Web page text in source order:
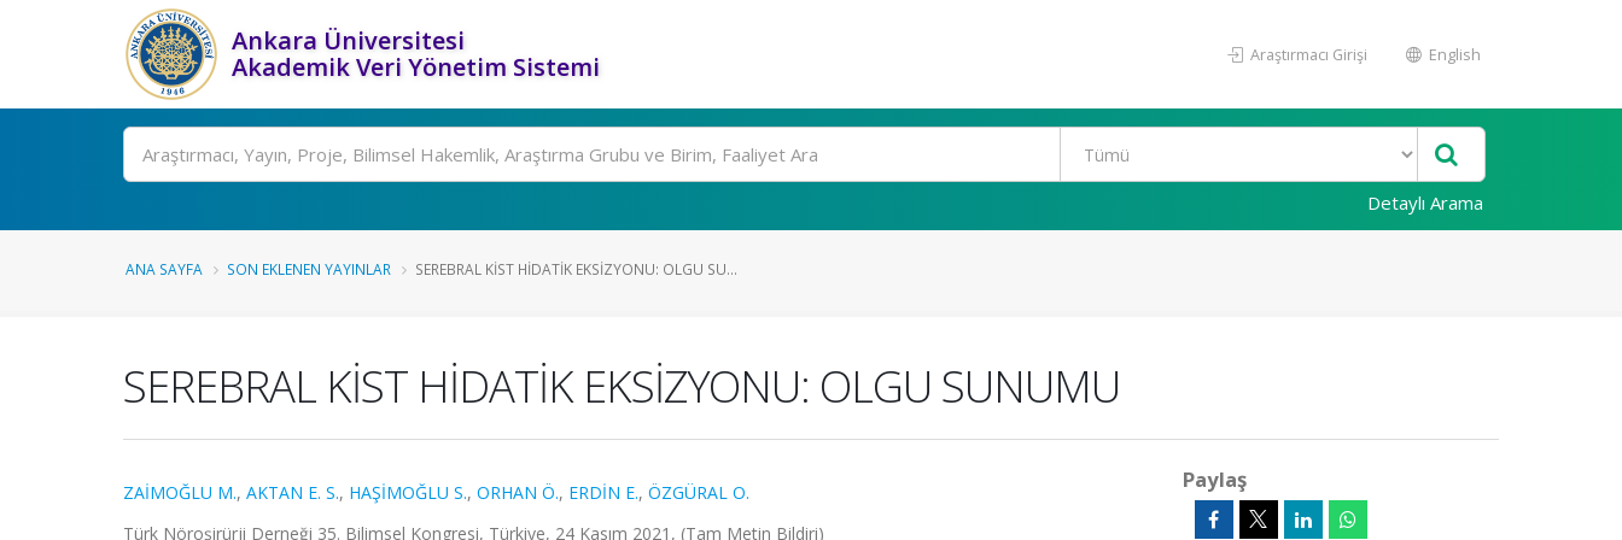
Ankara Üniversitesi
Akademik Veri Yönetim Sistemi
Araştırmacı Girişi English
Ara
Detaylı Arama
ANA SAYFA SON EKLENEN YAYINLAR SEREBRAL KİST HİDATİK EKSİZYONU: OLGU SU...
SEREBRAL KİST HİDATİK EKSİZYONU: OLGU SUNUMU
ZAİMOĞLU M., AKTAN E. S., HAŞİMOĞLU S., ORHAN Ö., ERDİN E., ÖZGÜRAL O.
Türk Nöroşirürji Derneği 35. Bilimsel Kongresi, Türkiye, 24 Kasım 2021, (Tam Metin Bildiri)
Paylaş